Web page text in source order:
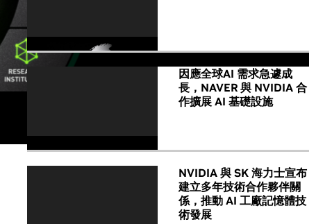
因應全球AI 需求急遽成
長，NAVER 與 NVIDIA 合
作擴展 AI 基礎設施
NVIDIA 與 SK 海力士宣布
建立多年技術合作夥伴關
係，推動 AI 工廠記憶體技
術發展